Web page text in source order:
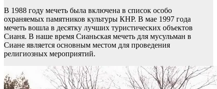
В 1988 году мечеть была включена в список особо
охраняемых памятников культуры КНР. В мае 1997 года
мечеть вошла в десятку лучших туристических объектов
Сианя. В наше время Сианьская мечеть для мусульман в
Сиане является основным местом для проведения
религиозных мероприятий.